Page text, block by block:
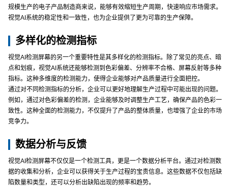
规模生产的电子产品制造商来说，能够有效缩短生产周期，快速响应市场需求。
视觉AI系统的稳定性和一致性，也为企业提供了更为可靠的生产保障。
多样化的检测指标
视觉AI检测屏幕的另一个重要特性是其多样化的检测指标。除了常见的亮点、暗
点和划痕，视觉AI系统还能够检测到色彩偏差、分辨率不合格、屏幕反射等多种
指标。这种多维度的检测能力，使得企业能够对产品质量进行全面把控。
通过对不同检测指标的分析，企业可以更好地理解生产过程中可能出现的问题。
例如，通过对色彩偏差的检测，企业能够及时调整生产工艺，确保产品的色彩一
致性。这种全面的检测能力，不仅提升了产品的整体质量，也增强了企业的市场
竞争力。
数据分析与反馈
视觉AI检测屏幕不仅仅是一个检测工具，更是一个数据分析平台。通过对检测数
据的收集和分析，企业可以获得关于生产过程的宝贵信息。这些数据不仅包括缺
陷数量和类型，还可以分析出缺陷出现的频率和趋势。